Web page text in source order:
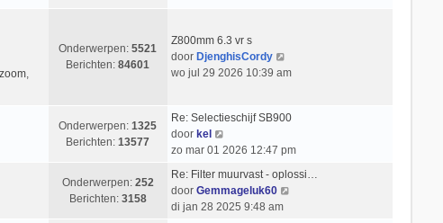
c
h
t
e
r
h
k
l
a
s
e
b
e
r
,
Onderwerpen:5521
Berichten:84601
Z800mm 6.3 vr s
door DjenghisCordy
e
j
l
a
a
wo jul 29 2026 10:39 am
Onderwerpen:1325
Berichten:13577
Re: Selectieschijf SB900
door kel
e
i
j
k
zo mar 01 2026 12:47 pm
Onderwerpen: 252
Berichten: 3158
Re: Filter muurvast - oplossi…
door Gemmageluk60
di jan 28 2025 9:48 am